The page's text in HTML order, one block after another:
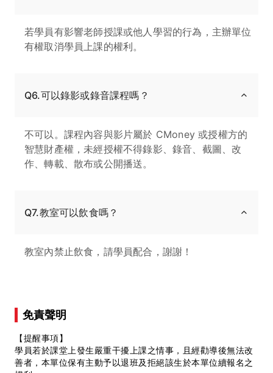
若學員有影響老師授課或他人學習的行為，主辦單位
有權取消學員上課的權利。
Q6.可以錄影或錄音課程嗎？
不可以。課程內容與影片屬於 CMoney 或授權方的
智慧財產權，未經授權不得錄影、錄音、截圖、改
作、轉載、散布或公開播送。
Q7.教室可以飲食嗎？
教室內禁止飲食，請學員配合，謝謝！
免責聲明
【提醒事項】
學員若於課堂上發生嚴重干擾上課之情事，且經勸導後無法改
善者，本單位保有主動予以退班及拒絕該生於本單位續報名之